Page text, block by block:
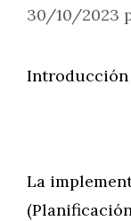
30/10/2023
Introducción
La